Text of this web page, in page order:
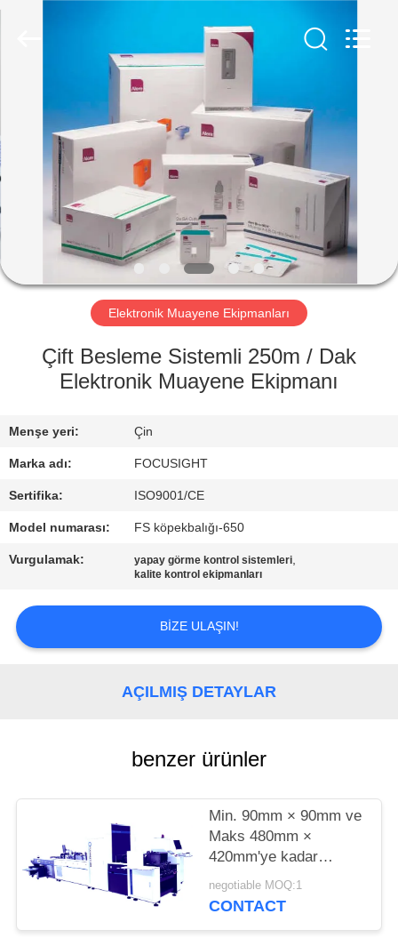
ÜRÜN:%
S
EXCEPTION
:
INVALID_FETCH
GETIP()
ERROR
FABRIKA
TURU
KALITE
KONTROL
BIZIMLE
ILETIŞIME
TEKLIF
ISTEĞI
HARITASI
Focusight
Elektronik Muayene Ekipmanları
Çift Besleme Sistemli 250m / Dak
Elektronik Muayene Ekipmanı
Menşe yeri: Çin
Marka adı: FOCUSIGHT
Sertifika: ISO9001/CE
Model numarası: FS köpekbalığı-650
Vurgulamak: yapay görme kontrol sistemleri,
kalite kontrol ekipmanları
BIZE ULAŞIN!
AÇILMIŞ DETAYLAR
benzer ürünler
Min. 90mm × 90mm ve
Maks 480mm ×
420mm'ye kadar
Focusight Elektronik
Muayene Ekipmanı
negotiable MOQ:1
CONTACT